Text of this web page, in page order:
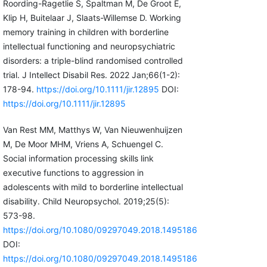
Roording-Ragetlie S, Spaltman M, De Groot E,
Klip H, Buitelaar J, Slaats-Willemse D. Working
memory training in children with borderline
intellectual functioning and neuropsychiatric
disorders: a triple-blind randomised controlled
trial. J Intellect Disabil Res. 2022 Jan;66(1-2):
178-94. https://doi.org/10.1111/jir.12895 DOI:
https://doi.org/10.1111/jir.12895
Van Rest MM, Matthys W, Van Nieuwenhuijzen
M, De Moor MHM, Vriens A, Schuengel C.
Social information processing skills link
executive functions to aggression in
adolescents with mild to borderline intellectual
disability. Child Neuropsychol. 2019;25(5):
573-98.
https://doi.org/10.1080/09297049.2018.1495186
DOI:
https://doi.org/10.1080/09297049.2018.1495186